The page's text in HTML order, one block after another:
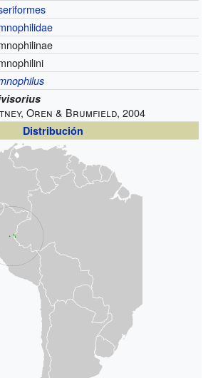
Oren & Brumfield, 2004
Distribución